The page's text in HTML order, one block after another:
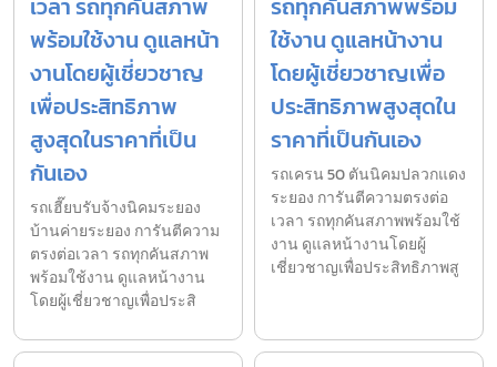
เวลา รถทุกคันสภาพ
พร้อมใช้งาน ดูแลหน้า
งานโดยผู้เชี่ยวชาญ
เพื่อประสิทธิภาพ
สูงสุดในราคาที่เป็น
กันเอง
รถเฮี๊ยบรับจ้างนิคมระยอง
บ้านค่ายระยอง การันตีความ
ตรงต่อเวลา รถทุกคันสภาพ
พร้อมใช้งาน ดูแลหน้างาน
โดยผู้เชี่ยวชาญเพื่อประสิ
รถทุกคันสภาพพร้อม
ใช้งาน ดูแลหน้างาน
โดยผู้เชี่ยวชาญเพื่อ
ประสิทธิภาพสูงสุดใน
ราคาที่เป็นกันเอง
รถเครน 50 ตันนิคมปลวกแดง
ระยอง การันตีความตรงต่อ
เวลา รถทุกคันสภาพพร้อมใช้
งาน ดูแลหน้างานโดยผู้
เชี่ยวชาญเพื่อประสิทธิภาพสู